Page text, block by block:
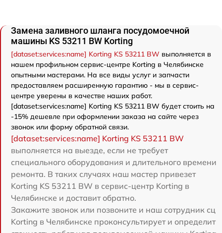
Замена заливного шланга посудомоечной
машины KS 53211 BW Korting
[dataset:services:name] Korting KS 53211 BW выполняется в
нашем профильном сервис-центре Korting в Челябинске
опытными мастерами. На все виды услуг и запчасти
предоставляем расширенную гарантию - мы в сервис-
центре уверены в качестве наших работ.
[dataset:services:name] Korting KS 53211 BW будет стоить на
-15% дешевле при оформлении заказа на сайте через
звонок или форму обратной связи.
[dataset:services:name] Korting KS 53211 BW
выполняется на выезде, если не требует
специального оборудования и длительного времени
ремонта. В таких случаях наш мастер привезет
Korting KS 53211 BW в сервис-центр Korting в
Челябинске и доставит обратно.
Закажите звонок или позвоните и наш сотрудник сц
Korting в Челябинске проконсультирует и определит